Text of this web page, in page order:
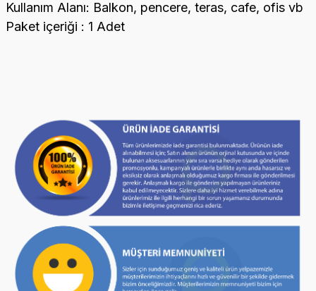
Kullanım Alanı: Balkon, pencere, teras, cafe, ofis vb
Paket içeriği : 1 Adet